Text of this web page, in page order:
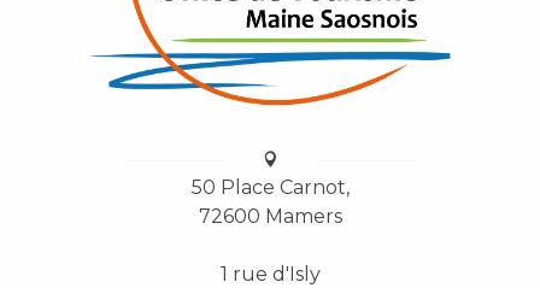
50 Place Carnot,
72600 Mamers
1 rue d'Isly